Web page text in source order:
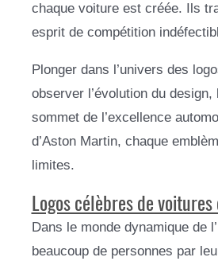
chaque voiture est créée. Ils
esprit de compétition
Plonger dans l’univers des
observer l’évolution du
sommet de l’excellence
d’Aston Martin, chaque
limites.
Logos célèbres de
Dans le monde dynamique de
beaucoup de personnes par